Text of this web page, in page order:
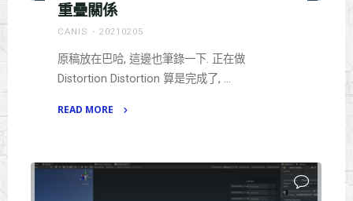
重疊關係
CANIS 20210205
原稿放在巴哈, 這邊也筆錄一下. 正在做
Distortion Distortion 算是完成了, …
READ MORE
處